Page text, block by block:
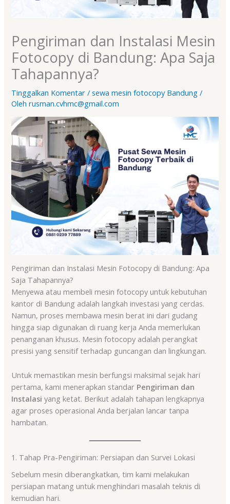
Pengiriman dan Instalasi Mesin
Fotocopy di Bandung: Apa Saja
Tahapannya?
Tinggalkan Komentar /sewa mesin fotocopy Bandung /
Olehrusman.cvhmc@gmail.com
Pengiriman dan Instalasi Mesin Fotocopy di Bandung: Apa
Saja Tahapannya?
Menyewa atau membeli mesin fotocopy untuk kebutuhan
kantor di Bandung adalah langkah investasi yang cerdas.
Namun, proses membawa mesin berat ini dari gudang
hingga siap digunakan di ruang kerja Anda memerlukan
penanganan khusus. Mesin fotocopy adalah perangkat
presisi yang sensitif terhadap guncangan dan lingkungan.
Untuk memastikan mesin berfungsi maksimal sejak hari
pertama, kami menerapkan standar Pengiriman dan
Instalasi yang ketat. Berikut adalah tahapan lengkapnya
agar proses operasional Anda berjalan lancar tanpa
hambatan.
1. Tahap Pra-Pengiriman: Persiapan dan Survei Lokasi
Sebelum mesin diberangkatkan, tim kami melakukan
persiapan matang untuk menghindari masalah teknis di
kemudian hari.